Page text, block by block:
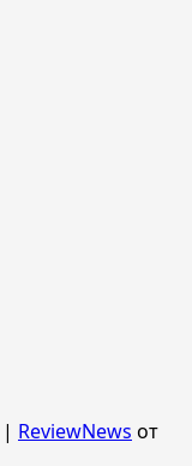
| ReviewNews от